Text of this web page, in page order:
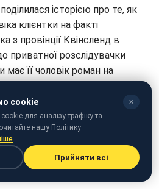
історією про те, як
клієнтки на факті
з провінції Квінсленд в
приватної розслідувачки
має її чоловік роман на
що чоловік часто
Вельс. Детектив попросила
рахунок чоловіка та
покупки останнім
був нібито "у відрядженні".
cookie ✕
для аналізу трафіку та
нашу Політику
Прийняти всі